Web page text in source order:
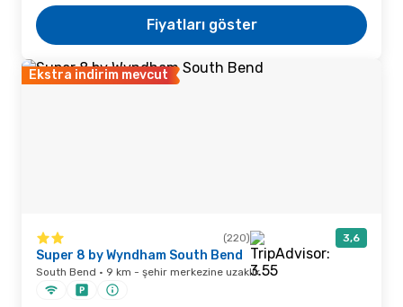
Fiyatları göster
Ekstra indirim mevcut
(220) 3,6
Super 8 by Wyndham South Bend
South Bend · 9 km - şehir merkezine uzaklık